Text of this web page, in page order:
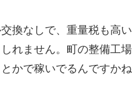
換なしで、重量税も高
れません。町の整備工
かで稼いでるんですか